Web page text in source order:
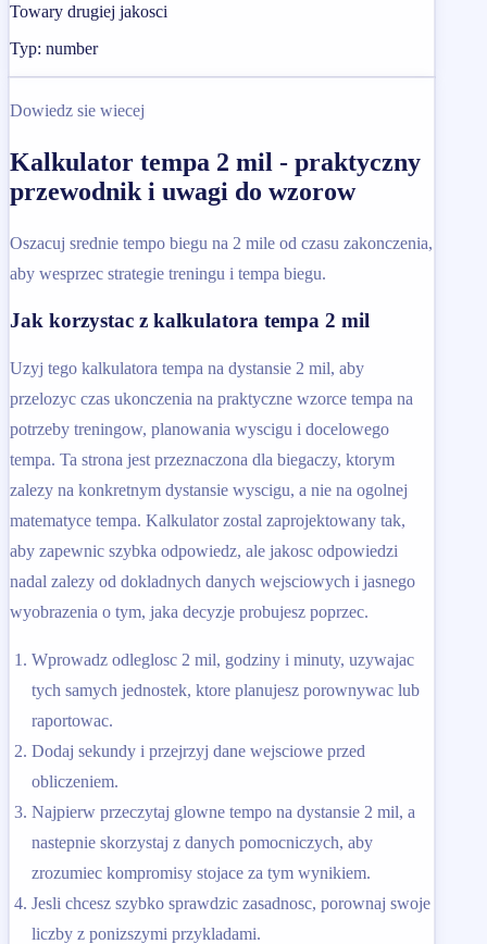
Towary drugiej jakosci
Typ: number
Dowiedz sie wiecej
Kalkulator tempa 2 mil - praktyczny
przewodnik i uwagi do wzorow
Oszacuj srednie tempo biegu na 2 mile od czasu zakonczenia,
aby wesprzec strategie treningu i tempa biegu.
Jak korzystac z kalkulatora tempa 2 mil
Uzyj tego kalkulatora tempa na dystansie 2 mil, aby
przelozyc czas ukonczenia na praktyczne wzorce tempa na
potrzeby treningow, planowania wyscigu i docelowego
tempa. Ta strona jest przeznaczona dla biegaczy, ktorym
zalezy na konkretnym dystansie wyscigu, a nie na ogolnej
matematyce tempa. Kalkulator zostal zaprojektowany tak,
aby zapewnic szybka odpowiedz, ale jakosc odpowiedzi
nadal zalezy od dokladnych danych wejsciowych i jasnego
wyobrazenia o tym, jaka decyzje probujesz poprzec.
Wprowadz odleglosc 2 mil, godziny i minuty, uzywajac
tych samych jednostek, ktore planujesz porownywac lub
raportowac.
Dodaj sekundy i przejrzyj dane wejsciowe przed
obliczeniem.
Najpierw przeczytaj glowne tempo na dystansie 2 mil, a
nastepnie skorzystaj z danych pomocniczych, aby
zrozumiec kompromisy stojace za tym wynikiem.
Jesli chcesz szybko sprawdzic zasadnosc, porownaj swoje
liczby z ponizszymi przykladami.